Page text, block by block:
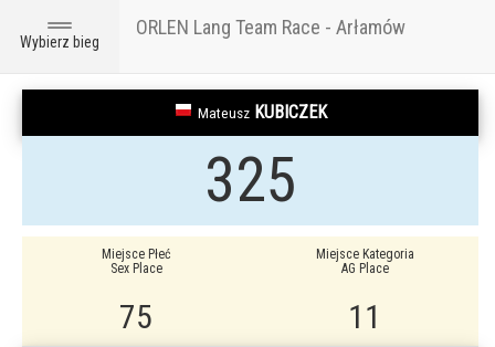
Toggle
navigation
Wybierz bieg
ORLEN Lang Team Race - Arłamów
Mateusz KUBICZEK
325
Miejsce Płeć
Sex Place
75
Miejsce Kategoria
AG Place
11